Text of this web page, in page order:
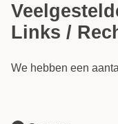
Links /
We hebben een